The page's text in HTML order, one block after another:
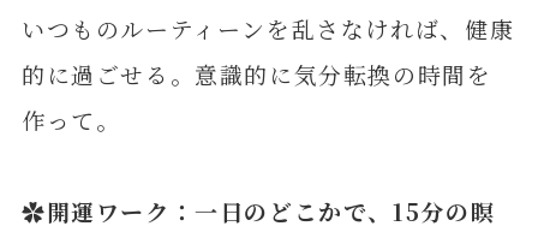
いつものルーティーンを乱さなければ、健康
的に過ごせる。意識的に気分転換の時間を
作って。
✿開運ワーク：一日のどこかで、15分の瞑